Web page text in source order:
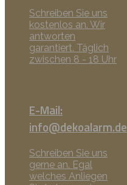
Schreiben Sie uns
kostenlos an. Wir
antworten
garantiert. Täglich
zwischen 8 - 18 Uhr
E-Mail:
info@dekoalarm.de
Schreiben Sie uns
gerne an. Egal
welches Anliegen